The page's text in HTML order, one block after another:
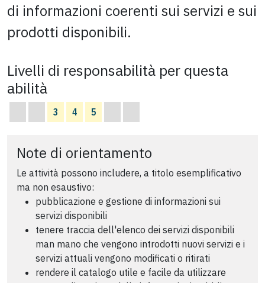
di informazioni coerenti sui servizi e sui
prodotti disponibili.
Livelli di responsabilità per questa
abilità
3 4 5
Note di orientamento
Le attività possono includere, a titolo esemplificativo
ma non esaustivo:
pubblicazione e gestione di informazioni sui
servizi disponibili
tenere traccia dell'elenco dei servizi disponibili
man mano che vengono introdotti nuovi servizi e i
servizi attuali vengono modificati o ritirati
rendere il catalogo utile e facile da utilizzare